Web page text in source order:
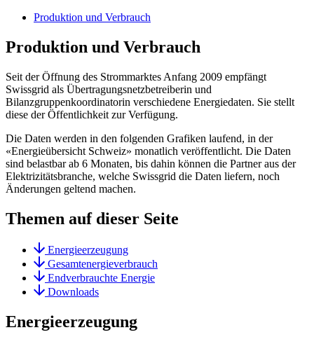
Produktion und Verbrauch
Produktion und Verbrauch
Seit der Öffnung des Strommarktes Anfang 2009 empfängt
Swissgrid als Übertragungsnetzbetreiberin und
Bilanzgruppenkoordinatorin verschiedene Energiedaten. Sie stellt
diese der Öffentlichkeit zur Verfügung.
Die Daten werden in den folgenden Grafiken laufend, in der
«Energieübersicht Schweiz» monatlich veröffentlicht. Die Daten
sind belastbar ab 6 Monaten, bis dahin können die Partner aus der
Elektrizitätsbranche, welche Swissgrid die Daten liefern, noch
Änderungen geltend machen.
Themen auf dieser Seite
Energieerzeugung
Gesamtenergieverbrauch
Endverbrauchte Energie
Downloads
Energieerzeugung